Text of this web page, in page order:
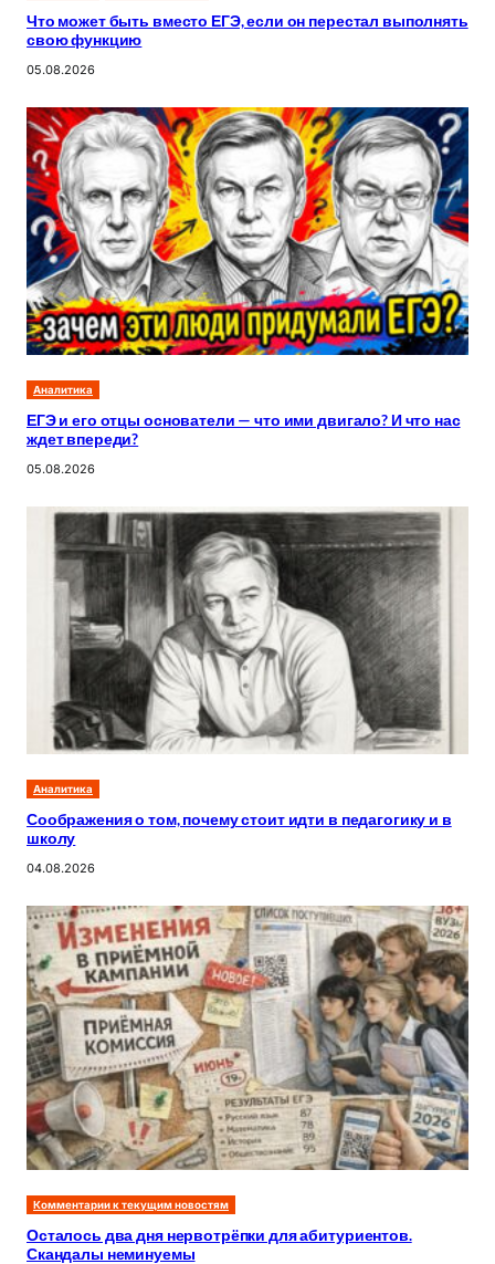
Что может быть вместо ЕГЭ, если он перестал выполнять
свою функцию
05.08.2026
Аналитика
ЕГЭ и его отцы основатели — что ими двигало? И что нас
ждет впереди?
05.08.2026
Аналитика
Соображения о том, почему стоит идти в педагогику и в
школу
04.08.2026
Комментарии к текущим новостям
Осталось два дня нервотрёпки для абитуриентов.
Скандалы неминуемы